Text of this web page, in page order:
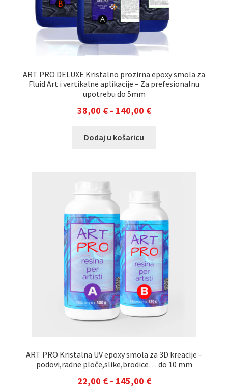
ART PRO DELUXE Kristalno prozirna epoxy smola za
Fluid Art i vertikalne aplikacije – Za prefesionalnu
upotrebu do 5mm
38,00 €– 140,00 €Raspon
Dodaj u košaricu
Opcije
se
mogu
odabrati
na
stranici
proizvoda
ART PRO Kristalna UV epoxy smola za 3D kreacije –
podovi,radne ploče,slike,brodice… do 10 mm
22,00 €– 145,00 €Raspon